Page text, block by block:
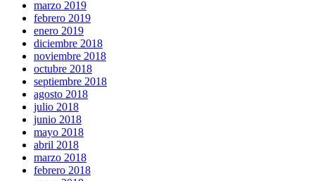
marzo 2019
febrero 2019
enero 2019
diciembre 2018
noviembre 2018
octubre 2018
septiembre 2018
agosto 2018
julio 2018
junio 2018
mayo 2018
abril 2018
marzo 2018
febrero 2018